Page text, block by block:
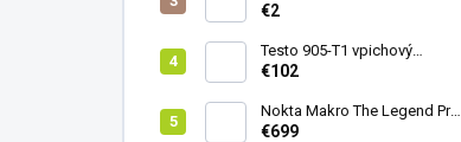
€2
Testo 905-T1 vpichový
teplomer
€102
Nokta Makro The Legend Pro
Pack - model 2024
€699